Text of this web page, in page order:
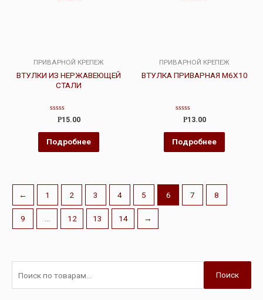
ПРИВАРНОЙ КРЕПЕЖ
ВТУЛКИ ИЗ НЕРЖАВЕЮЩЕЙ
СТАЛИ
Оценка
из
5
Р15.00
Подробнее
ПРИВАРНОЙ КРЕПЕЖ
ВТУЛКА ПРИВАРНАЯ М6X10
Оценка
из
5
Р13.00
Подробнее
← 1 2 3 4 5 6 7 8
9 12 13 14 →
Поиск